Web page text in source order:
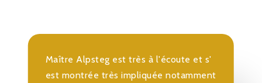
Maître Alpsteg est très à l'écoute et s'
est montrée très impliquée notamment